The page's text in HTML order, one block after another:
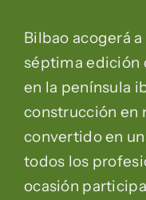
Bilbao acogerá
séptima edición
en la península
construcción en
convertido en
todos los
ocasión